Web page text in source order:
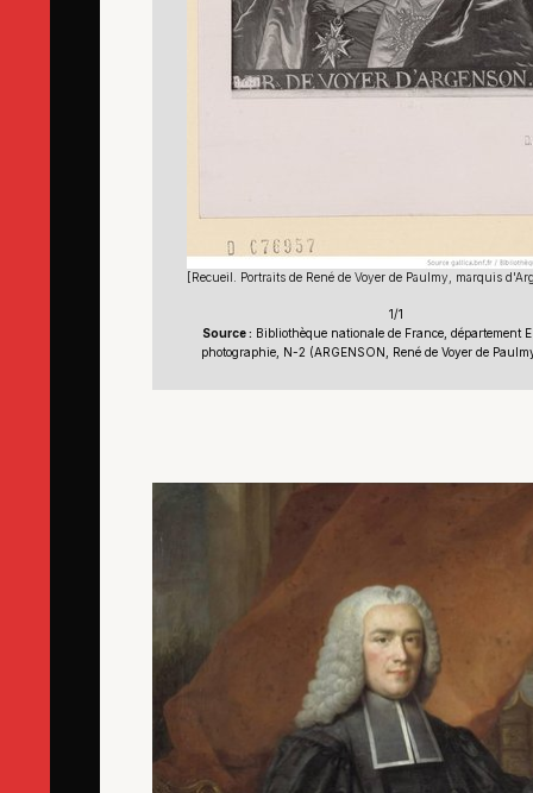
[Recueil. Portraits de René de Voyer de Paulmy, marquis
1/1
Source : Bibliothèque nationale de France, département
photographie, N-2 (ARGENSON, René de Voyer de